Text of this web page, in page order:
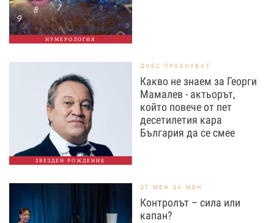
НУМЕРОЛОГИЯ
ЗВЕЗДЕН РОЖДЕНИК
ДНЕС ПРАЗНУВАТ
Какво не знаем за Георги
Мамалев - актьорът,
който повече от пет
десетилетия кара
България да се смее
ОТ МЕН ЗА МЕН
Контролът – сила или
капан?